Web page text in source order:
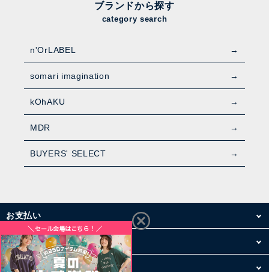
ブランドから探す
category search
n'OrLABEL
somari imagination
kOhAKU
MDR
BUYERS' SELECT
お支払い
配送・送料
お買い物について